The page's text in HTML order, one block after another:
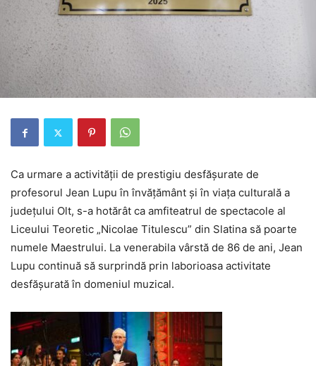
Ca urmare a activității de prestigiu desfășurate de
profesorul Jean Lupu în învățământ și în viața culturală a
județului Olt, s-a hotărât ca amfiteatrul de spectacole al
Liceului Teoretic „Nicolae Titulescu” din Slatina să poarte
numele Maestrului. La venerabila vârstă de 86 de ani, Jean
Lupu continuă să surprindă prin laborioasa activitate
desfășurată în domeniul muzical.